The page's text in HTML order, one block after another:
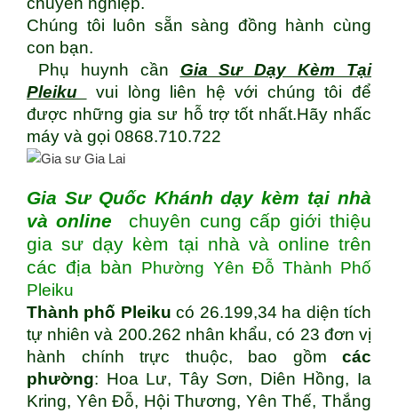
Chúng tôi luôn sẵn sàng đồng hành cùng
con bạn.
Phụ huynh cần Gia Sư Dạy Kèm Tại
Pleiku
vui lòng liên hệ với chúng tôi để
được những gia sư hỗ trợ tốt nhất.Hãy nhấc
máy và gọi 0868.710.722
Gia Sư Quốc Khánh dạy kèm tại nhà
và online chuyên cung cấp giới thiệu
gia sư dạy kèm tại nhà và online trên
các địa bàn Phường Yên Đỗ Thành Phố
Pleiku
Thành phố Pleiku có 26.199,34 ha diện tích
tự nhiên và 200.262 nhân khẩu, có 23 đơn vị
hành chính trực thuộc, bao gồm các
phường: Hoa Lư, Tây Sơn, Diên Hồng, Ia
Kring, Yên Đỗ, Hội Thương, Yên Thế, Thắng